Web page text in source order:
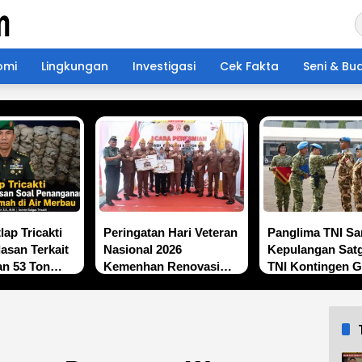
Lingkungan Investigasi Cek Fakta Seni &
Tricakti
Terkait
53 Ton
Peringatan Hari Veteran
Nasional 2026
Kemenhan Renovasi
Panglima TNI
Kepulangan
TNI Kontingen